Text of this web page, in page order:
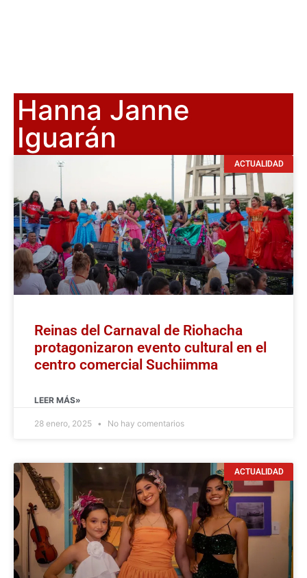
Hanna Janne
Iguarán
ACTUALIDAD
Reinas del Carnaval de Riohacha
protagonizaron evento cultural en el
centro comercial Suchiimma
LEER MÁS»
28 enero, 2025 No hay comentarios
ACTUALIDAD